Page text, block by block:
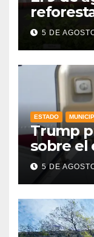
como
Nacional
5 DE
ESTADO
Trump
sobre el
esta
5 DE